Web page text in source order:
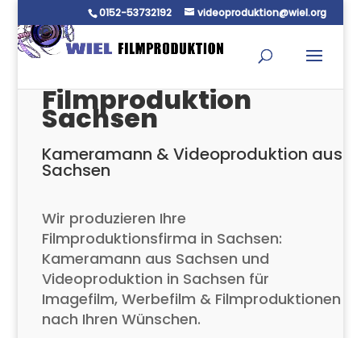
0152-53732192 videoproduktion@wiel.org
Filmproduktion
Sachsen
Kameramann & Videoproduktion aus
Sachsen
Wir produzieren Ihre
Filmproduktionsfirma in Sachsen:
Kameramann aus Sachsen und
Videoproduktion in Sachsen für
Imagefilm, Werbefilm & Filmproduktionen
nach Ihren Wünschen.